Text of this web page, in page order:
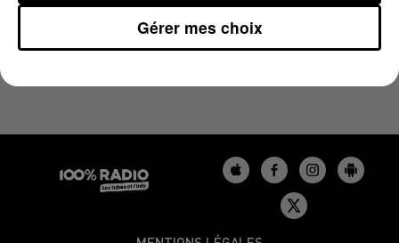
Gérer mes choix